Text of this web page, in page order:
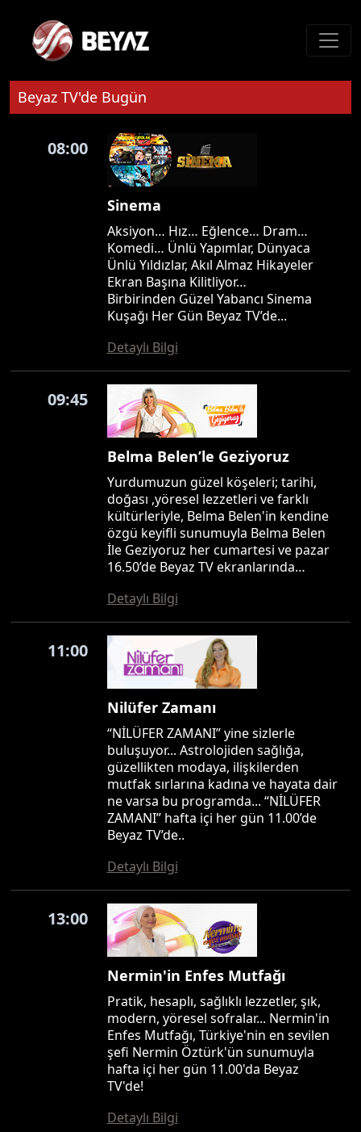
Beyaz TV'de Bugün
08:00
Sinema
Aksiyon… Hız… Eğlence… Dram…
Komedi… Ünlü Yapımlar, Dünyaca
Ünlü Yıldızlar, Akıl Almaz Hikayeler
Ekran Başına Kilitliyor…
Birbirinden Güzel Yabancı Sinema
Kuşağı Her Gün Beyaz TV’de...
Detaylı Bilgi
09:45
Belma Belen’le Geziyoruz
Yurdumuzun güzel köşeleri; tarihi,
doğası ,yöresel lezzetleri ve farklı
kültürleriyle, Belma Belen'in kendine
özgü keyifli sunumuyla Belma Belen
İle Geziyoruz her cumartesi ve pazar
16.50’de Beyaz TV ekranlarında…
Detaylı Bilgi
11:00
Nilüfer Zamanı
“NİLÜFER ZAMANI” yine sizlerle
buluşuyor... Astrolojiden sağlığa,
güzellikten modaya, ilişkilerden
mutfak sırlarına kadına ve hayata dair
ne varsa bu programda... “NİLÜFER
ZAMANI” hafta içi her gün 11.00’de
Beyaz TV’de..
Detaylı Bilgi
13:00
Nermin'in Enfes Mutfağı
Pratik, hesaplı, sağlıklı lezzetler, şık,
modern, yöresel sofralar... Nermin'in
Enfes Mutfağı, Türkiye'nin en sevilen
şefi Nermin Öztürk'ün sunumuyla
hafta içi her gün 11.00'da Beyaz
TV'de!
Detaylı Bilgi